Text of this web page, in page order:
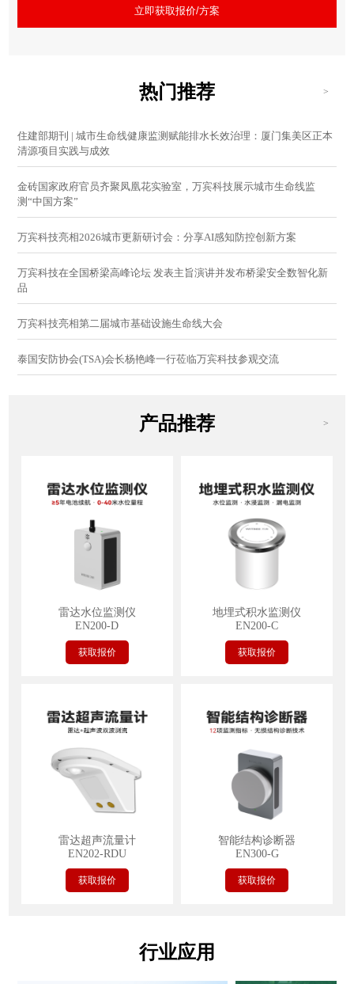
立即获取报价/方案
热门推荐 >
住建部期刊 | 城市生命线健康监测赋能排水长效治理：厦门集美区正本
清源项目实践与成效
金砖国家政府官员齐聚凤凰花实验室，万宾科技展示城市生命线监
测“中国方案”
万宾科技亮相2026城市更新研讨会：分享AI感知防控创新方案
万宾科技在全国桥梁高峰论坛 发表主旨演讲并发布桥梁安全数智化新
品
万宾科技亮相第二届城市基础设施生命线大会
泰国安防协会(TSA)会长杨艳峰一行莅临万宾科技参观交流
产品推荐 >
雷达水位监测仪
EN200-D
获取报价
地埋式积水监测仪
EN200-C
获取报价
雷达超声流量计
EN202-RDU
获取报价
智能结构诊断器
EN300-G
获取报价
行业应用